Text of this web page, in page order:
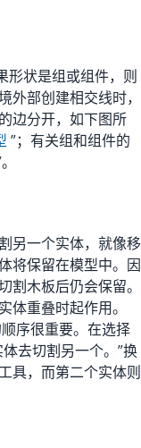
形状是组或组件，则
外部创建相交线时，
边分开，如下图所
”；有关组和组件的
另一个实体，就像移
将保留在模型中。因
割木板后仍会保留。
体重叠时起作用。
序很重要。在选择
去切割另一个。”换
具，而第二个实体则